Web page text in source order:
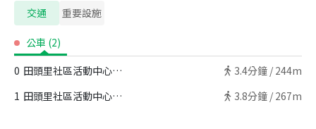
交通 重要設施
公車 (2)
0 田頭里社區活動中心（太興宮） 3.4分鐘 / 244m
1 田頭里社區活動中心（太興宮） 3.8分鐘 / 267m